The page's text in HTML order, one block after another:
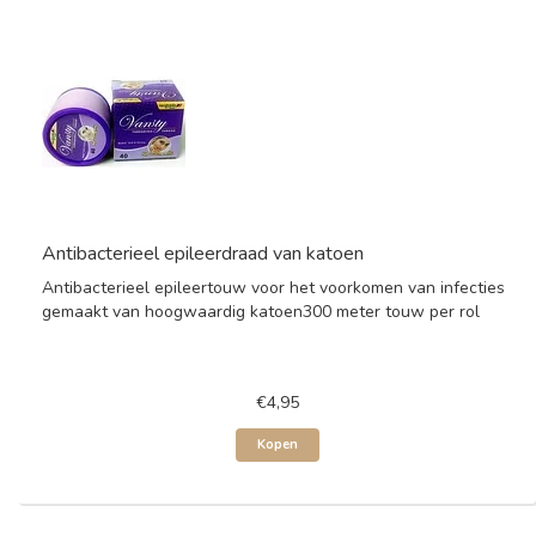
Antibacterieel epileerdraad van katoen
Antibacterieel epileertouw voor het voorkomen van infecties
gemaakt van hoogwaardig katoen300 meter touw per rol
€4,95
Kopen